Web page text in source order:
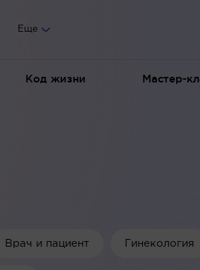
Код жизни Мастер-
Еще
Врач и пациент Гинекология